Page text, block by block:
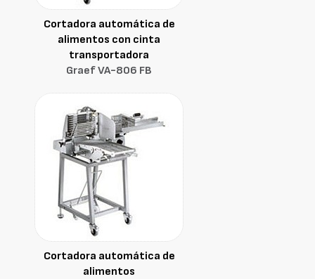
Cortadora automática de
alimentos con cinta
transportadora
Graef VA-806 FB
Cortadora automática de
alimentos